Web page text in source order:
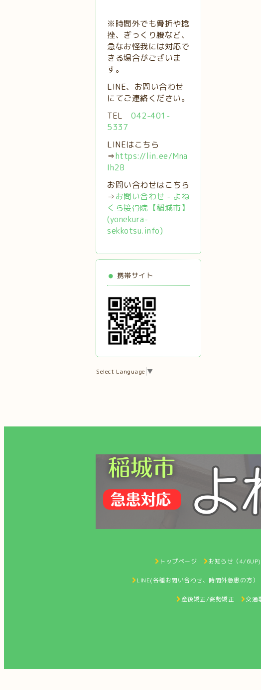
※時間外でも骨折や捻
挫、ぎっくり腰など、
急なお怪我には対応で
きる場合がございま
す。
LINE、お問い合わせ
にてご連絡ください。
TEL 042-401-
5337
LINEはこちら
⇒https://lin.ee/Mna
Ih2B
お問い合わせはこちら
⇒お問い合わせ - よね
くら接骨院【稲城市】
(yonekura-
sekkotsu.info)
携帯サイト
Select Language ▼
トップページ お知らせ（4/6UP)
LINE(各種お問い合わせ、時間外急患の方）
産後矯正/姿勢矯正 交通